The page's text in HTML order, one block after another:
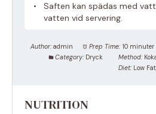
Saften kan spädas med
vatten vid servering.
Author: admin Prep Time: 10 minuter
Category: Dryck Method:
Diet: Low Fat
NUTRITION